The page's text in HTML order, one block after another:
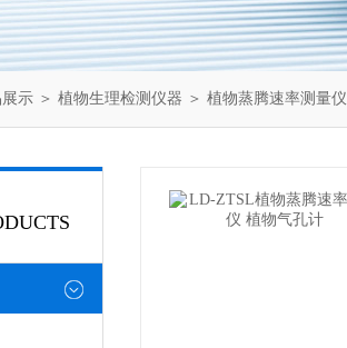
示 ＞ 植物生理检测仪器 ＞ 植物蒸腾速率测量仪